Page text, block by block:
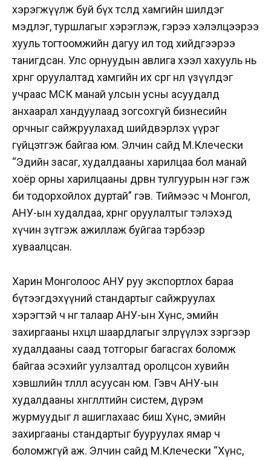
хэрэгжүүлж буй бүх төсөлдөө хамгийн шилдэг
мэдлэг, туршлагыг хэрэглэж, гэрээ хэлэлцээрээ
хууль тогтоомжийн дагуу ил тод хийдгээрээ
танигдсан. Улс орнуудын авлига хээл хахууль нь
хөрөнгө оруулалтад хамгийн их сөрөг нөлөө үзүүлдэг
учраас МСК манай улсын усны асуудалд
анхаарал хандуулаад зогсохгүй бизнесийн
орчныг сайжруулахад шийдвэрлэх үүрэг
гүйцэтгэж байгаа юм. Элчин сайд М.Клечески
“Эдийн засаг, худалдааны харилцаа бол манай
хоёр орны харилцааны дөрвөн тулгуурын нэг гэж
би тодорхойлох дуртай” гэв. Тиймээс ч Монгол,
АНУ-ын худалдаа, хөрөнгө оруулалтыг тэлэхэд
хүчин зүтгэж ажиллаж буйгаа тэрбээр
хуваалцсан.
Харин Монголоос АНУ руу экспортлох бараа
бүтээгдэхүүний стандартыг сайжруулах
хэрэгтэй ч нөгөө талаар АНУ-ын Хүнс, эмийн
захиргааны нөхцөл шаардлагыг зөөлрүүлэх зэргээр
худалдааны саад тотгорыг багасгах боломж
байгаа эсэхийг уулзалтад оролцсон хувийн
хэвшлийн төлөөлөл асуусан юм. Гэвч АНУ-ын
худалдааны хөнгөлөлтийн систем, дүрэм
журмуудыг л ашиглахаас биш Хүнс, эмийн
захиргааны стандартыг бууруулах ямар ч
боломжгүй аж. Элчин сайд М.Клечески “Хүнс,